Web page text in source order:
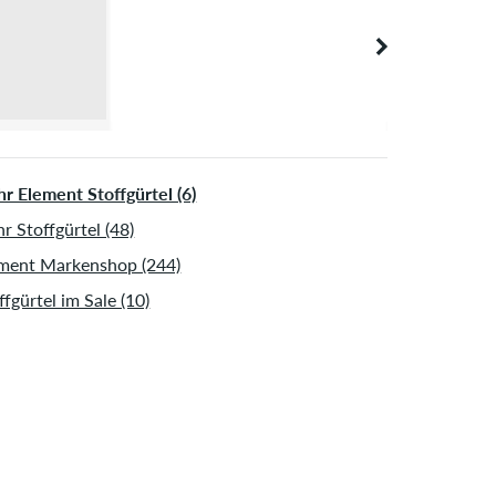
Element Stoffgürtel (6)
Stoffgürtel (48)
Markenshop (244)
im Sale (10)